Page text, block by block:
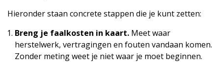
Hieronder staan concrete stappen die je kunt zetten:
Breng je faalkosten in kaart. Meet waar
herstelwerk, vertragingen en fouten vandaan komen.
Zonder meting weet je niet waar je moet beginnen.